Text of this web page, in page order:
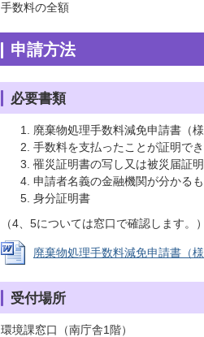
手数料の全額
申請方法
必要書類
廃棄物処理手数料減免申請書（様
手数料を支払ったことが証明で
罹災証明書の写し又は被災届証
申請者名義の金融機関が分かるも
身分証明書
（4、5については窓口で確認します。）
廃棄物処理手数料減免申請書（
受付場所
環境課窓口（南庁舎1階）